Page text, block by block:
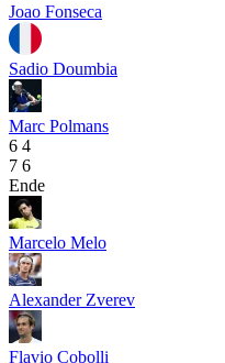
Joao Fonseca
Sadio Doumbia
Marc Polmans
6 4
7 6
Ende
Marcelo Melo
Alexander Zverev
Flavio Cobolli